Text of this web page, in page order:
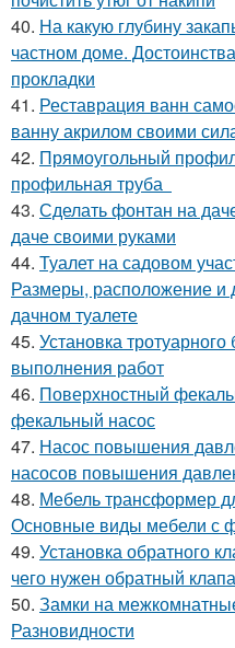
40. На какую глубину
частном доме.
прокладки
41. Реставрация ванн
ванну акрилом своими
42. Прямоугольный
профильная труба
43. Сделать фонтан на
даче своими руками
44. Туалет на садовом
Размеры, расположение
дачном туалете
45. Установка
выполнения работ
46. Поверхностный
фекальный насос
47. Насос повышения
насосов повышения
48. Мебель трансформер
Основные виды мебели с
49. Установка обратного
чего нужен обратный
50. Замки на
Разновидности